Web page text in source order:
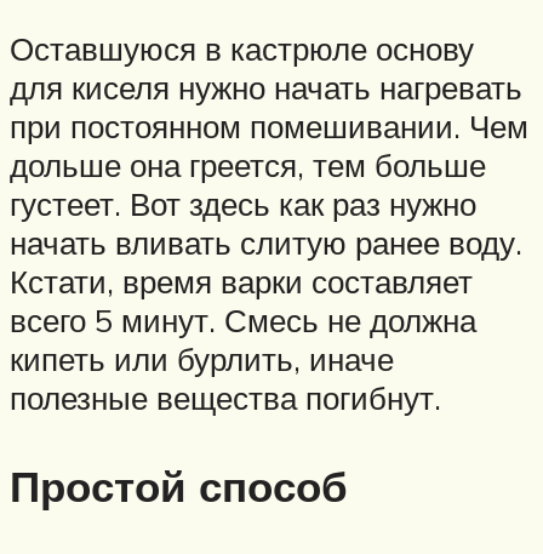
Оставшуюся в кастрюле основу
для киселя нужно начать нагревать
при постоянном помешивании. Чем
дольше она греется, тем больше
густеет. Вот здесь как раз нужно
начать вливать слитую ранее воду.
Кстати, время варки составляет
всего 5 минут. Смесь не должна
кипеть или бурлить, иначе
полезные вещества погибнут.
Простой способ